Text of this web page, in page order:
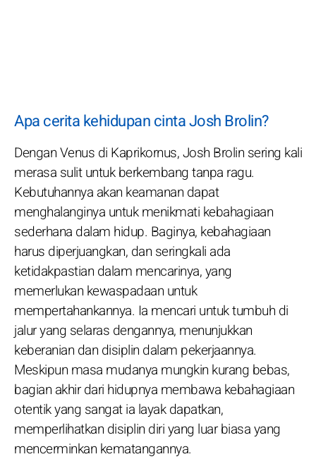
Apa cerita kehidupan cinta Josh Brolin?
Dengan Venus di Kaprikornus, Josh Brolin sering kali
merasa sulit untuk berkembang tanpa ragu.
Kebutuhannya akan keamanan dapat
menghalanginya untuk menikmati kebahagiaan
sederhana dalam hidup. Baginya, kebahagiaan
harus diperjuangkan, dan seringkali ada
ketidakpastian dalam mencarinya, yang
memerlukan kewaspadaan untuk
mempertahankannya. Ia mencari untuk tumbuh di
jalur yang selaras dengannya, menunjukkan
keberanian dan disiplin dalam pekerjaannya.
Meskipun masa mudanya mungkin kurang bebas,
bagian akhir dari hidupnya membawa kebahagiaan
otentik yang sangat ia layak dapatkan,
memperlihatkan disiplin diri yang luar biasa yang
mencerminkan kematangannya.